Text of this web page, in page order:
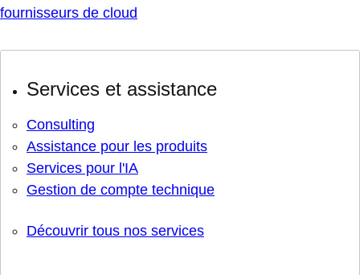
fournisseurs de cloud
Services et assistance
Consulting
Assistance pour les produits
Services pour l'IA
Gestion de compte technique
Découvrir tous nos services